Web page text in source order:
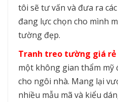
tôi sẽ tư vấn và đưa ra
đang lực chọn cho mình
tường đẹp.
Tranh treo tường giá rẻ
một không gian thẩm mỹ
cho ngôi nhà. Mang lại
nhiều mẫu mã và kiểu